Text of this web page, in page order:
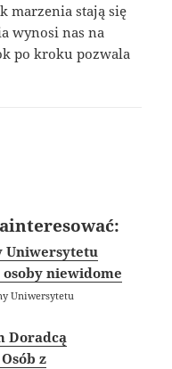
marzenia stają się
wynosi nas na
po kroku pozwala
Uniwersytetu
niewidome
Uniwersytetu
Doradcą
z